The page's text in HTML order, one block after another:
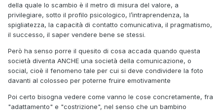
della quale lo scambio è il metro di misura del valore, a
privilegiare, sotto il profilo psicologico, l’intraprendenza, la
spigliatezza, la capacità di contatto comunicativa, il pragmatismo,
il successo, il saper vendere bene se stessi.
Però ha senso porre il quesito di cosa accada quando questa
società diventa ANCHE una società della comunicazione, o
social, cioè il fenomeno tale per cui si deve condividere la foto
davanti al colosseo per poterne fruire emotivamente
Poi certo bisogna vedere come vanno le cose concretamente, fra
"adattamento" e "costrizione", nel senso che un bambino